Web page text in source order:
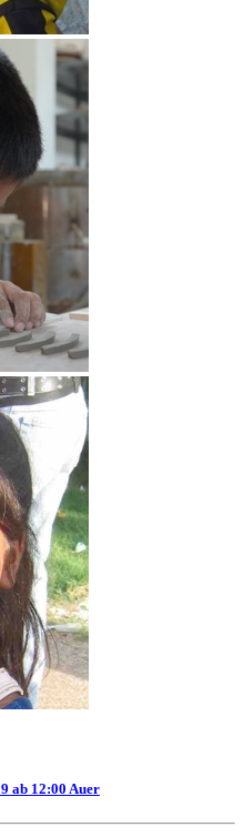
ab 12:00 Auer